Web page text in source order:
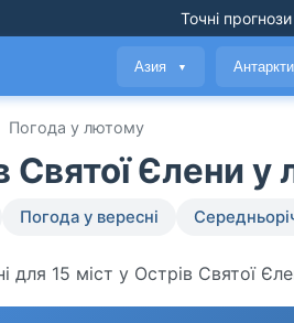
Точні
Азия ▼
Погода у лютому
Святої Єлени у
Погода у вересні
для 15 міст у Острів Святої